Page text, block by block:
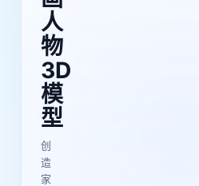
人
物
3D
模
型
创
造
家